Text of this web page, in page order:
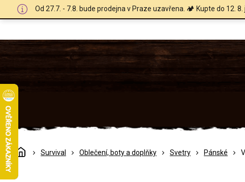
Od 27.7. - 7.8. bude prodejna v Praze uzavřena. 🏕️ Kupte do 12.
DomůSurvival Oblečení, boty a doplňky Svetry Pánské